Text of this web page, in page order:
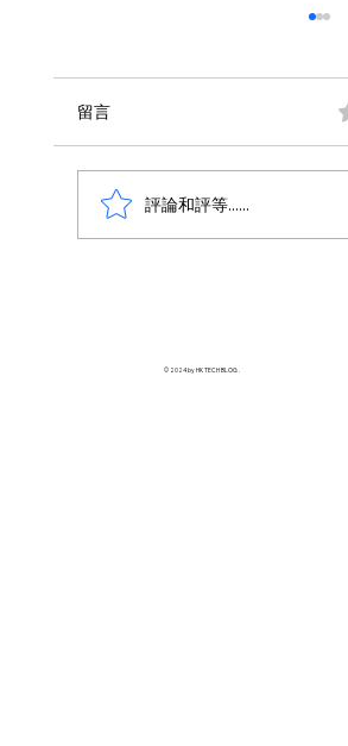
限制，用 Database
留言
評論和評等......
© 2024 by HK TECH BLOG .